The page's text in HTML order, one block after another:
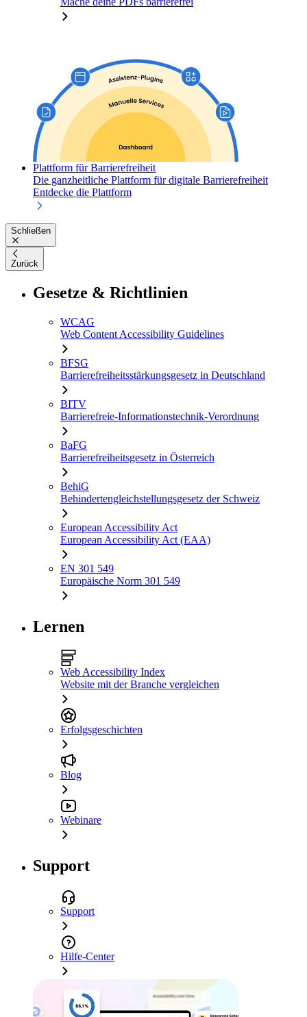
Plattform für Barrierefreiheit
Die ganzheitliche Plattform für digitale Barrierefreiheit
Entdecke die Plattform
Schließen
Zurück
Gesetze & Richtlinien
WCAG
Web Content Accessibility Guidelines
BFSG
Barrierefreiheitsstärkungsgesetz in Deutschland
BITV
Barrierefreie-Informationstechnik-Verordnung
BaFG
Barrierefreiheitsgesetz in Österreich
BehiG
Behindertengleichstellungsgesetz der Schweiz
European Accessibility Act
European Accessibility Act (EAA)
EN 301 549
Europäische Norm 301 549
Lernen
Web Accessibility Index
Website mit der Branche vergleichen
Erfolgsgeschichten
Blog
Webinare
Support
Support
Hilfe-Center